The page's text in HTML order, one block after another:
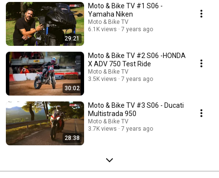
https://www.instagram.com/motoandbiketv/
29:21
Moto & Bike TV #1 S06 -
Yamaha Niken
Moto & Bike TV
6.1K views
7 years ago
30:02
Moto & Bike TV #2 S06 -HONDA
X ADV 750 Test Ride
Moto & Bike TV
3.5K views
7 years ago
28:38
Moto & Bike TV #3 S06 - Ducati
Multistrada 950
Moto & Bike TV
3.7K views
7 years ago